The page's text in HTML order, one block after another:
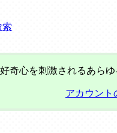
索
奇心を刺激されるあら
アカウント